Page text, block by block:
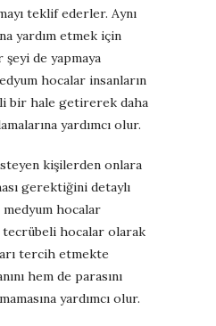
teklif ederler. Aynı
yardım etmek için
de yapmaya
hocalar insanların
bir hale getirerek daha
yardımcı olur.
kişilerden onlara
gerektiğini detaylı
medyum hocalar
tecrübeli hocalar olarak
tercih etmekte
hem de parasını
yardımcı olur.